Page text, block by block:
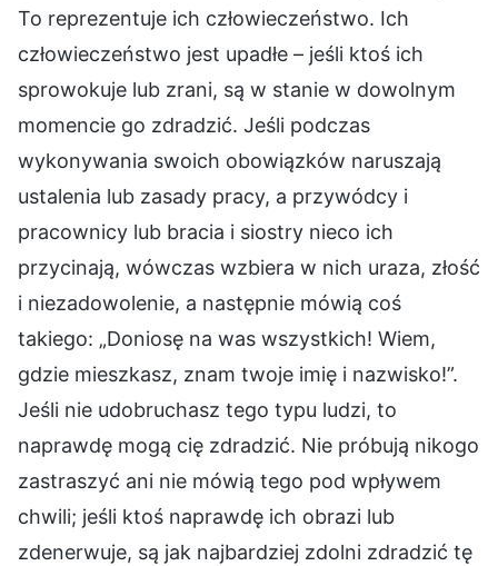
To reprezentuje ich człowieczeństwo. Ich
człowieczeństwo jest upadłe – jeśli ktoś ich
sprowokuje lub zrani, są w stanie w dowolnym
momencie go zdradzić. Jeśli podczas
wykonywania swoich obowiązków naruszają
ustalenia lub zasady pracy, a przywódcy i
pracownicy lub bracia i siostry nieco ich
przycinają, wówczas wzbiera w nich uraza, złość
i niezadowolenie, a następnie mówią coś
takiego: „Doniosę na was wszystkich! Wiem,
gdzie mieszkasz, znam twoje imię i nazwisko!”.
Jeśli nie udobruchasz tego typu ludzi, to
naprawdę mogą cię zdradzić. Nie próbują nikogo
zastraszyć ani nie mówią tego pod wpływem
chwili; jeśli ktoś naprawdę ich obrazi lub
zdenerwuje, są jak najbardziej zdolni zdradzić tę